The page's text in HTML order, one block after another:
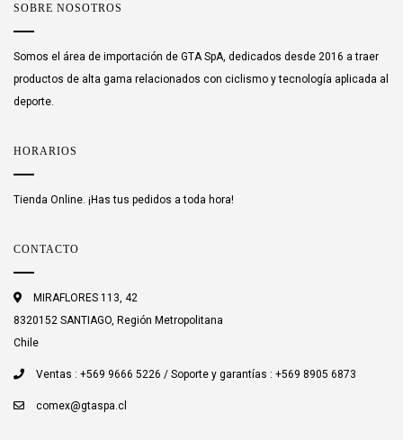
SOBRE NOSOTROS
Somos el área de importación de GTA SpA, dedicados desde 2016 a traer
productos de alta gama relacionados con ciclismo y tecnología aplicada al
deporte.
HORARIOS
Tienda Online. ¡Has tus pedidos a toda hora!
CONTACTO
MIRAFLORES 113, 42
8320152 SANTIAGO, Región Metropolitana
Chile
Ventas : +569 9666 5226 / Soporte y garantías : +569 8905 6873
comex@gtaspa.cl